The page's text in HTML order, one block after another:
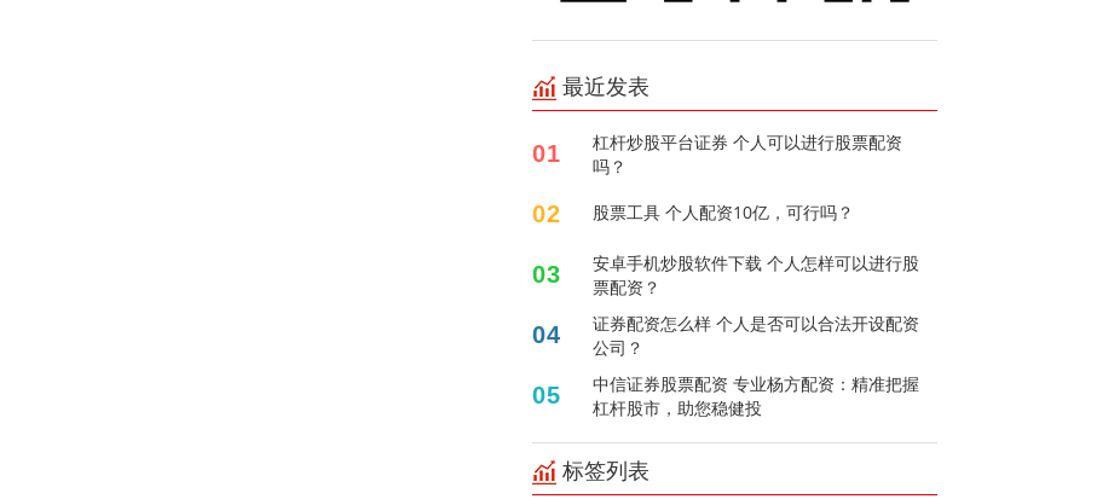
最近发表
01
杠杆炒股平台证券 个人可以进行股票配资
吗？
02 股票工具 个人配资10亿，可行吗？
03
安卓手机炒股软件下载 个人怎样可以进行股
票配资？
04
证券配资怎么样 个人是否可以合法开设配资
公司？
05
中信证券股票配资 专业杨方配资：精准把握
杠杆股市，助您稳健投
标签列表